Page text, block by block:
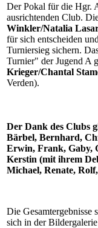
Der Pokal für die Hgr.
ausrichtenden Club.
Winkler/Natalia
für sich entscheiden
Turniersieg sichern.
Turnier" der Jugend A
Krieger/Chantal
Verden).
Der Dank des Clubs
Bärbel, Bernhard,
Erwin, Frank, Gaby,
Kerstin (mit ihrem
Michael, Renate,
Die Gesamtergebnisse
sich in der